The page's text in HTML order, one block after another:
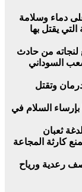
دماء وسلامة
يقتل بها
لنجاته من حادث
السوداني
وتقتل
بإرساء السلام في
ثعبان
كارثة المجاعة
رعدية ورياح